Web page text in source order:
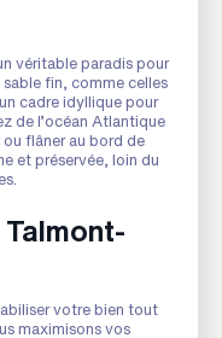
véritable paradis pour
sable fin, comme celles
cadre idyllique pour
de l’océan Atlantique
flâner au bord de
et préservée, loin du
Talmont-
votre bien tout
maximisons vos